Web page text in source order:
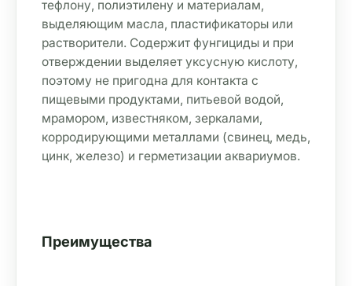
тефлону, полиэтилену и материалам,
выделяющим масла, пластификаторы или
растворители. Содержит фунгициды и при
отверждении выделяет уксусную кислоту,
поэтому не пригодна для контакта с
пищевыми продуктами, питьевой водой,
мрамором, известняком, зеркалами,
корродирующими металлами (свинец, медь,
цинк, железо) и герметизации аквариумов.
Преимущества